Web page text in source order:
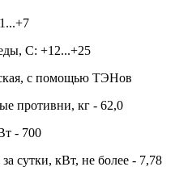
С: +12...+25
с помощью ТЭНов
противни, кг - 62,0
- 700
сутки, кВт, не более - 7,78